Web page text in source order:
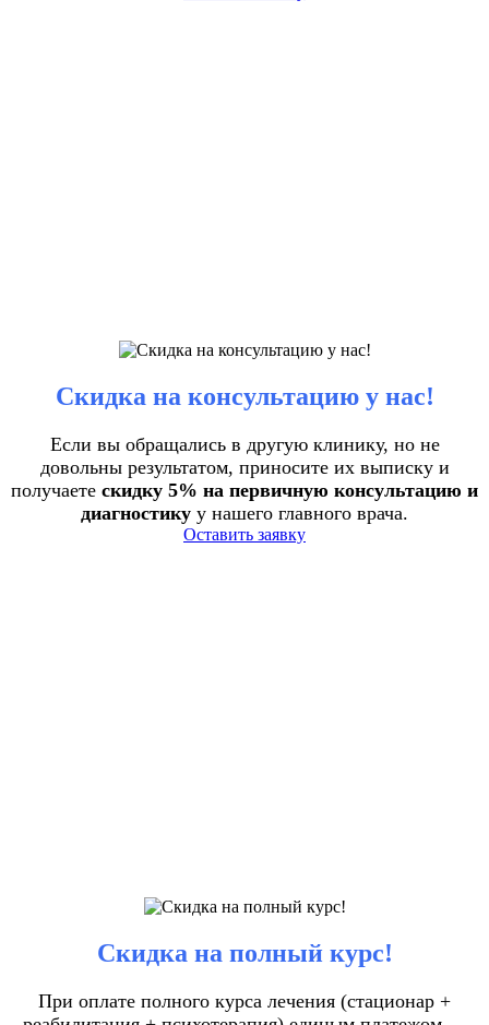
Скидка на консультацию у нас!
Если вы обращались в другую клинику, но не
довольны результатом, приносите их выписку и
получаете скидку 5% на первичную консультацию и
диагностику у нашего главного врача.
Оставить заявку
Скидка на полный курс!
При оплате полного курса лечения (стационар +